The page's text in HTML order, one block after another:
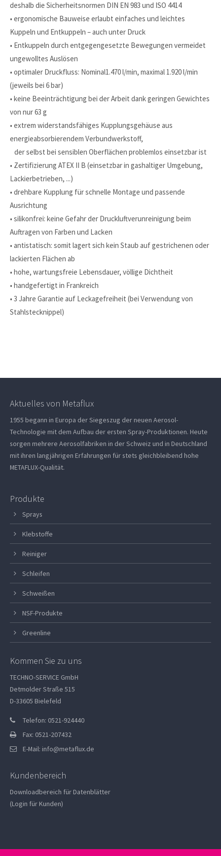
deshalb die Sicherheitsnormen DIN EN 983 und ISO 4414
• ergonomische Bauweise erlaubt einfaches und leichtes
Kuppeln und Entkuppeln – auch unter Druck
• Entkuppeln durch entgegengesetzte Bewegungen vermeidet
ungewolltes Auslösen
• optimaler Druckfluss: Nominal1.470 l/min, maximal 1.920 l/min
(jeweils bei 6 bar)
• keine Beeinträchtigung bei der Arbeit dank geringen Gewichtes
von nur 63 g
• extrem widerstandsfähiges Kupplungsgehäuse aus
energieabsorbierendem Verbundwerkstoff,
der selbst bei sensiblen Oberflächen problemlos einsetzbar ist
• Zertifizierung ATEX II B (einsetzbar in gashaltiger Umgebung,
Lackierbetrieben, ...)
• drehbare Kupplung für schnelle Montage und passende
Ausrichtung
• silikonfrei: keine Gefahr der Druckluftverunreinigung beim
Auftragen von Farben und Lacken
• antistatisch: somit lagert sich kein Staub auf gestrichenen oder
lackierten Flächen ab
• hohe, wartungsfreie Lebensdauer, völlige Dichtheit
• handgefertigt in Frankreich
• 3 Jahre Garantie auf Leckagefreiheit (bei Verwendung von
Stahlstecknippel)
Aktuelles von Metaflux
1955 begann in Europa der Siegeszug der neuen Aerosol-
Technologie mit dem Aufbau der ersten Spray-Produktionen. Heute
sorgen mehrere Aerosolfabriken in der Schweiz und in Deutschland
mit ihren langjährigen Erfahrungen für stets gleichbleibend hohe
METAFLUX-Qualität.
Produkte
Sprays
Klebstoffe
Reiniger
Schleifen
Schweißen
NSF-Produkte
Greenline
Kommen Sie zu uns
TECHNO-SERVICE GmbH
Detmolder Straße 515
D-33605 Bielefeld
Telefon: 0521-924440
Fax: 0521-207432
E-Mail: info@metaflux.de
Kundenbereich
Downloadbereich für Datenblätter
(Login für Kunden)